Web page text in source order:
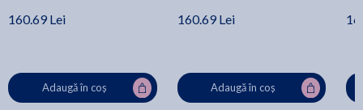
160.69 Lei
Adaugă în coș
160.69 Lei
Adaugă în coș